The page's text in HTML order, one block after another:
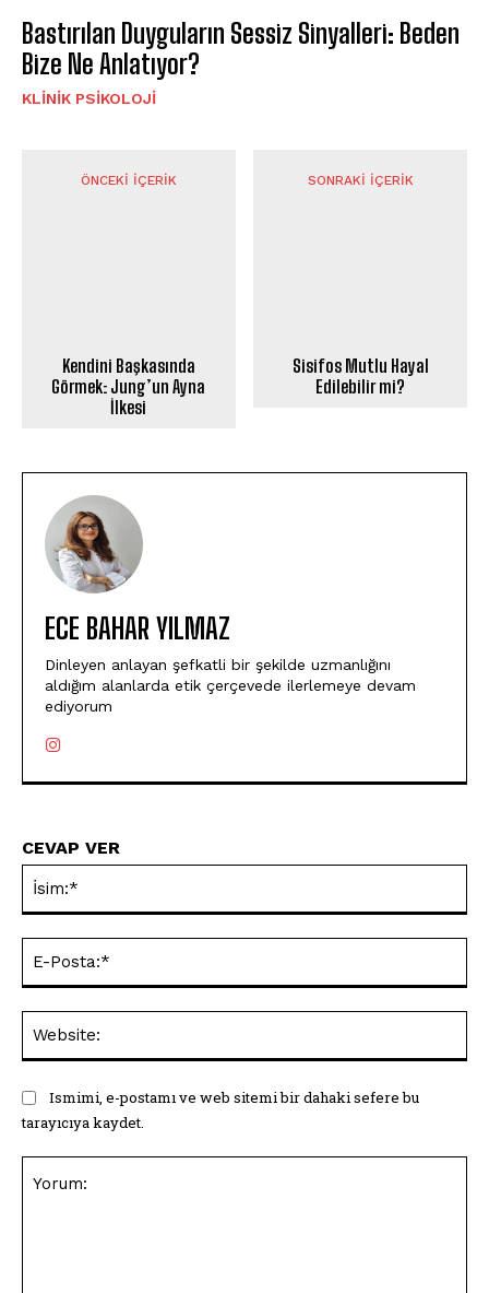
Bastırılan Duyguların Sessiz Sinyalleri: Beden
Bize Ne Anlatıyor?
KLINIK PSIKOLOJI
ÖNCEKI İÇERIK
Kendini Başkasında
Görmek: Jung’un Ayna
İlkesi
SONRAKI İÇERIK
Sisifos Mutlu Hayal
Edilebilir mi?
ECE BAHAR YILMAZ
Dinleyen anlayan şefkatli bir şekilde uzmanlığını
aldığım alanlarda etik çerçevede ilerlemeye devam
ediyorum
CEVAP VER
Ismimi, e-postamı ve web sitemi bir dahaki sefere bu
tarayıcıya kaydet.